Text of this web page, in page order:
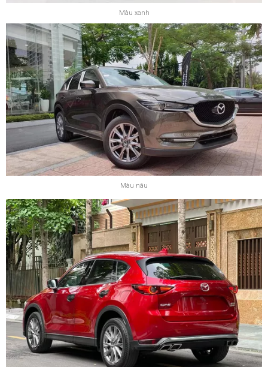
Màu xanh
Màu nâu